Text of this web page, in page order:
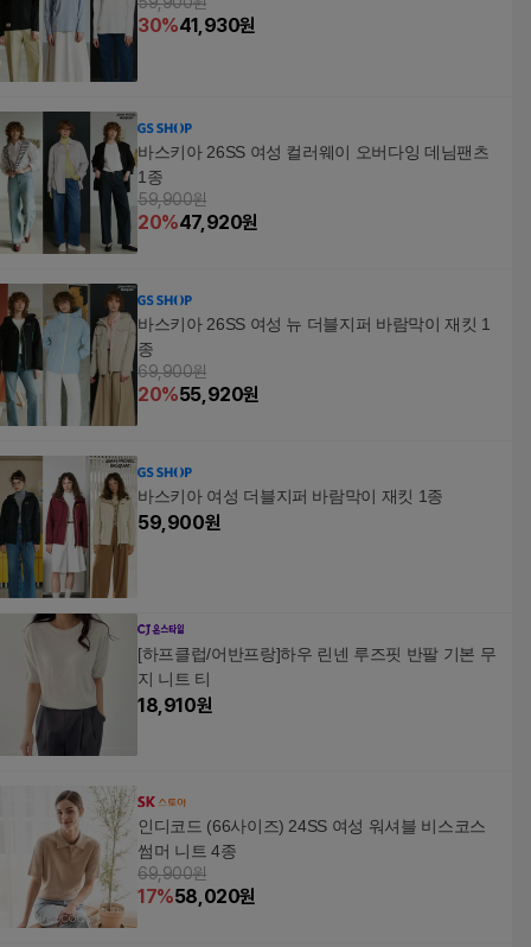
30%41,930원
바스키아 26SS 여성 컬러웨이 오버다잉 데님팬츠
1종
59,900원
20%47,920원
바스키아 26SS 여성 뉴 더블지퍼 바람막이 재킷 1
종
69,900원
20%55,920원
바스키아 여성 더블지퍼 바람막이 재킷 1종
59,900원
[하프클럽/어반프랑]하우 린넨 루즈핏 반팔 기본 무
지 니트 티
18,910원
인디코드 (66사이즈) 24SS 여성 워셔블 비스코스
썸머 니트 4종
69,900원
17%58,020원